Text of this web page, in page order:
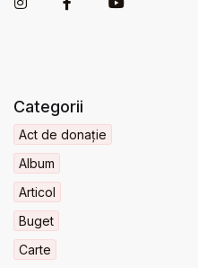
Categorii
Act de donație
Album
Articol
Buget
Carte